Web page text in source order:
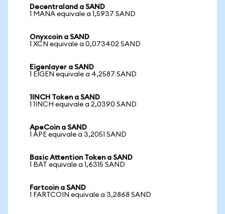
Decentraland a SAND
1 MANA equivale a 1,5937 SAND
Onyxcoin a SAND
1 XCN equivale a 0,073402 SAND
Eigenlayer a SAND
1 EIGEN equivale a 4,2587 SAND
1INCH Token a SAND
1 1INCH equivale a 2,0390 SAND
ApeCoin a SAND
1 APE equivale a 3,2051 SAND
Basic Attention Token a SAND
1 BAT equivale a 1,6315 SAND
Fartcoin a SAND
1 FARTCOIN equivale a 3,2868 SAND